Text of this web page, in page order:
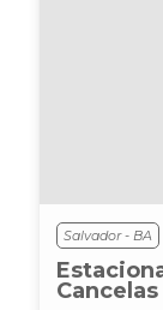
Salvador - BA
Cancelas